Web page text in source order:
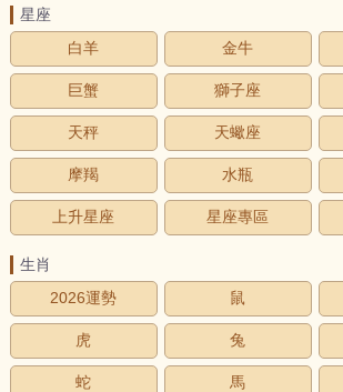
星座
白羊
金牛
巨蟹 獅子座
天秤 天蠍座
摩羯 水瓶
上升星座 星座專區
生肖
2026運勢
鼠
虎 兔
蛇 馬